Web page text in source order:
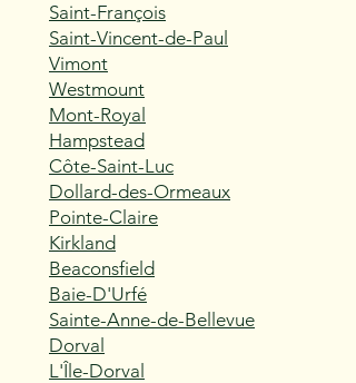
Saint-François
Saint-Vincent-de-Paul
Vimont
Westmount
Mont-Royal
Hampstead
Côte-Saint-Luc
Dollard-des-Ormeaux
Pointe-Claire
Kirkland
Beaconsfield
Baie-D'Urfé
Sainte-Anne-de-Bellevue
Dorval
L'Île-Dorval